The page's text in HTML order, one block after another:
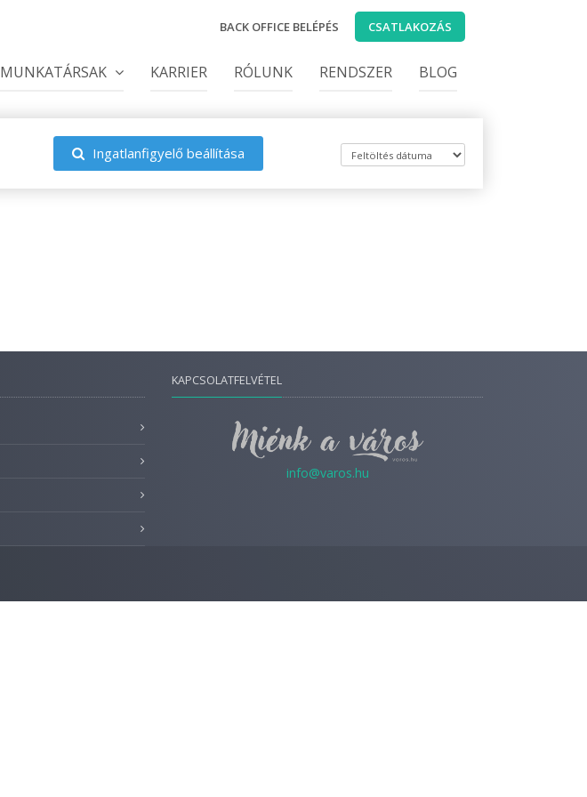
BACK OFFICE BELÉPÉS CSATLAKOZÁS
MUNKATÁRSAK KARRIER RÓLUNK RENDSZER BLOG
Ingatlanfigyelő beállítása
KAPCSOLATFELVÉTEL
info@varos.hu